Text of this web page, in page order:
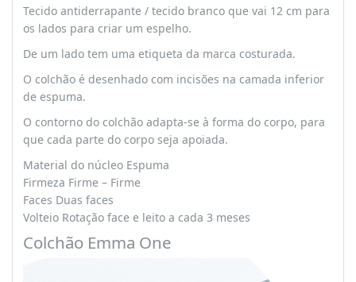
Tecido antiderrapante / tecido branco que vai 12 cm para
os lados para criar um espelho.
De um lado tem uma etiqueta da marca costurada.
O colchão é desenhado com incisões na camada inferior
de espuma.
O contorno do colchão adapta-se à forma do corpo, para
que cada parte do corpo seja apoiada.
Material do núcleo Espuma
Firmeza Firme – Firme
Faces Duas faces
Volteio Rotação face e leito a cada 3 meses
Colchão Emma One